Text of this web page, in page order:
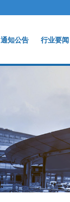
通知公告 行业要闻